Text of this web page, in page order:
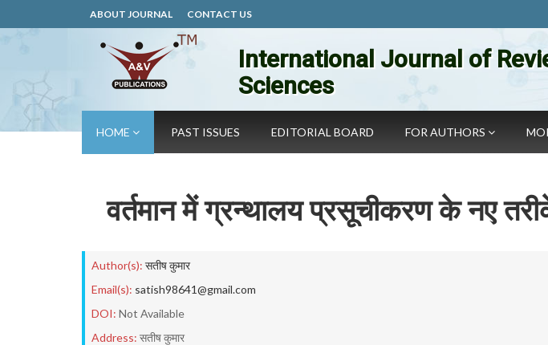
ABOUT JOURNAL CONTACT US
International Journal of
Sciences
HOME PAST ISSUES EDITORIAL BOARD FOR AUTHORS
वर्तमान में ग्रन्थालय प्रसूचीकरण के नए
Author(s): सतीष कुमार
Email(s): satish98641@gmail.com
DOI: Not Available
Address: सतीष कुमार